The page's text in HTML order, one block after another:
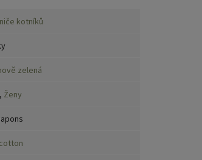
kotníků
zelená
, Ženy